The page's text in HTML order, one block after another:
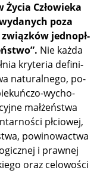
Czło­wie­ka
po­za
jed­no­pł­
Nie każ­da
kry­te­ria de­fi­ni­
na­tu­ral­ne­go, po­
wy­cho­
mał­żeń­stwa
płcio­wej,
po­wi­no­wac­twa
i praw­nej
oraz ce­lo­wo­ści